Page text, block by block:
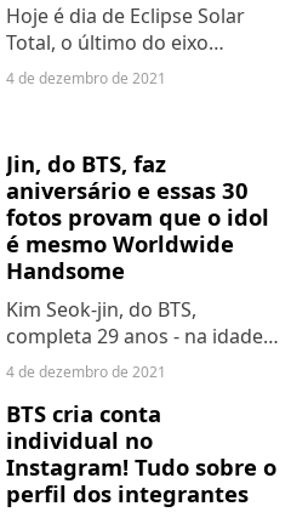
Hoje é dia de Eclipse Solar
Total, o último do eixo
Gêmeos-Sagitário que
isso? A resposta é que muitas
questões que começaram
nesse...
4 de dezembro de 2021
Jin, do BTS, faz
aniversário e essas 30
fotos provam que o idol
é mesmo Worldwide
Handsome
Kim Seok-jin, do BTS,
completa 29 anos - na idade
global - neste sábado (4).
dos maiores idols de K-pop
estar quase acabando na
Coreia do Sul, devido ao...
4 de dezembro de 2021
BTS cria conta
individual no
Instagram! Tudo sobre o
perfil dos integrantes